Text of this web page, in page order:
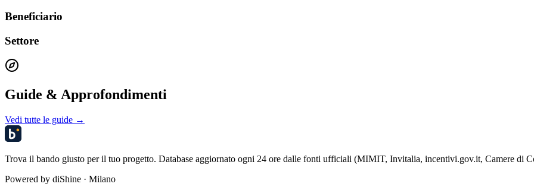
Beneficiario
Settore
Guide & Approfondimenti
Vedi tutte le guide →
Trova il bando giusto per il tuo progetto. Database aggiornato ogni 24 ore dalle fonti ufficiali (MIMIT, Invitalia, incentivi.gov.it, Camere di
Powered by diShine · Milano